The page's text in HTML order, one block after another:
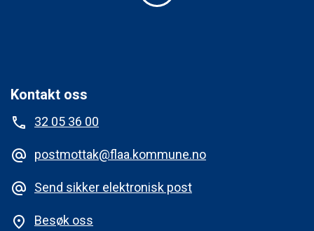
Kontakt oss
phone
32 05 36 00
alternate_email postmottak@flaa.kommune.no
alternate_email Send sikker elektronisk post
place Besøk oss